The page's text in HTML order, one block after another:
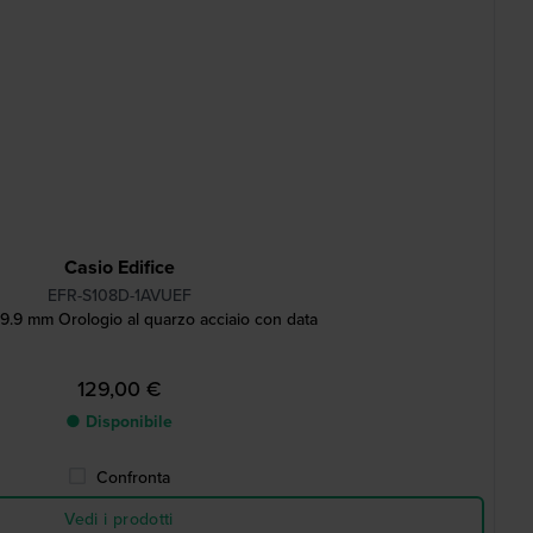
Casio Edifice
EFR-S108D-1AVUEF
mm Orologio al quarzo acciaio con data
129,00 €
● Disponibile
Confronta
Vedi i prodotti